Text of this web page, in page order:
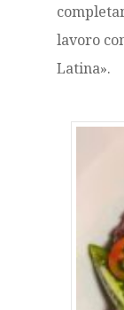
lavoro
Latina».